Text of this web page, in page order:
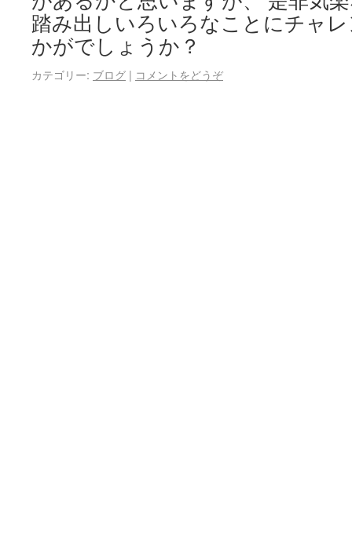
踏み出しいろいろなことにチャ
かがでしょうか？
カテゴリー: ブログ | コメントをどうぞ